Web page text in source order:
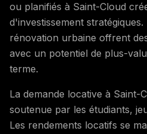
ou planifiés à Saint-Cloud
d'investissement
rénovation urbaine offrent
avec un potentiel de plus-
terme.
La demande locative à Saint-
soutenue par les étudiants,
Les rendements locatifs se